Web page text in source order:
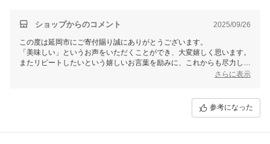
ショップからのコメント 2025/09/26
この度は延岡市にご寄付賜り誠にありがとうございます。
「美味しい」というお声をいただくことができ、大変嬉しく思います。
またリピートしたいという嬉しいお言葉を励みに、これからも尽力して
まいりますので、今後とも延岡市をどうぞよろしくお願いいたします。
さらに表示
参考になった